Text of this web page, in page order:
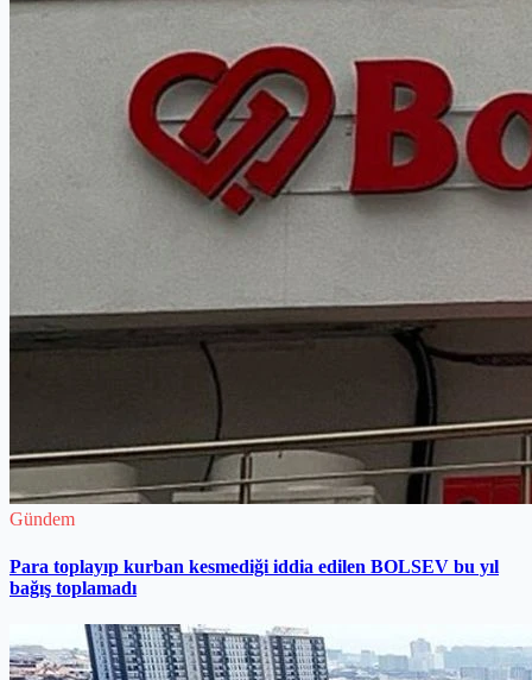
Gündem
Para toplayıp kurban kesmediği iddia edilen BOLSEV bu yıl
bağış toplamadı